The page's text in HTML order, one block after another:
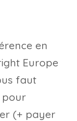
en
Europe
faut
pour
(+ payer